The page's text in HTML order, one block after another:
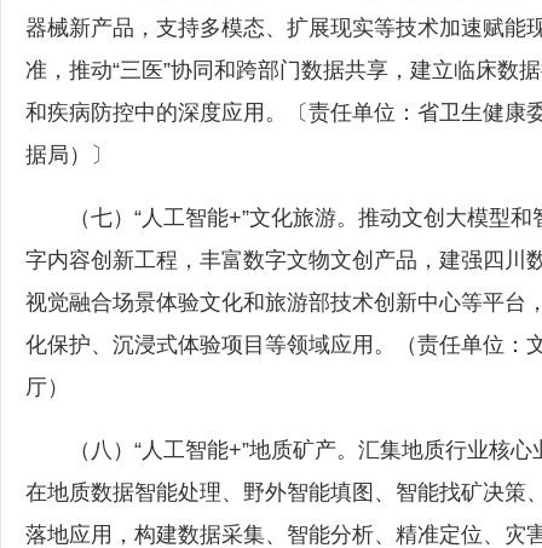
器械新产品，支持多模态、扩展现实等技术加速赋能
准，推动“三医”协同和跨部门数据共享，建立临床数
和疾病防控中的深度应用。〔责任单位：省卫生健康
据局）〕
（七）“人工智能+”文化旅游。推动文创大模型和
字内容创新工程，丰富数字文物文创产品，建强四川
视觉融合场景体验文化和旅游部技术创新中心等平台
化保护、沉浸式体验项目等领域应用。（责任单位：
厅）
（八）“人工智能+”地质矿产。汇集地质行业核心
在地质数据智能处理、野外智能填图、智能找矿决策
落地应用，构建数据采集、智能分析、精准定位、灾